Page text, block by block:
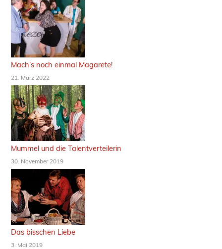
Mach’s noch einmal Magarete!
21. März 2022
Mummel und die Talentverteilerin
30. November 2019
Das bisschen Liebe
3. Mai 2019